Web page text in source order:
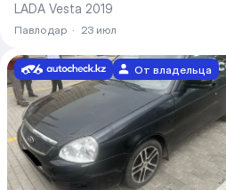
LADA Vesta 2019
Павлодар · 23 июл
От владельца